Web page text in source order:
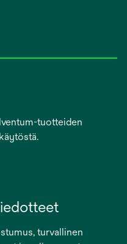
tuotteiden
turvallinen